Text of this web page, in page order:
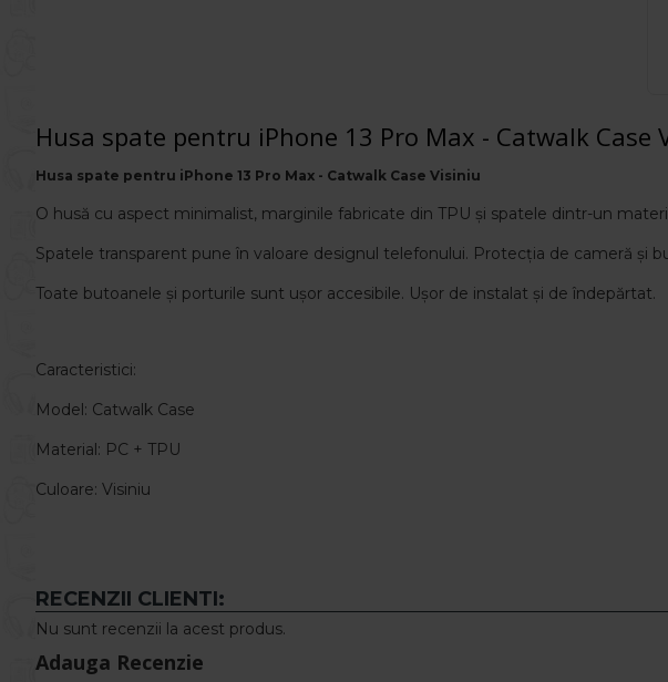
Husa spate pentru iPhone 13 Pro Max - Catwalk Case
Husa spate pentru iPhone 13 Pro Max - Catwalk Case Visiniu
O husă cu aspect minimalist, marginile fabricate din TPU și spatele dintr-un
Spatele transparent pune în valoare designul telefonului. Protecția de cameră și
Toate butoanele și porturile sunt ușor accesibile. Ușor de instalat și de îndepărtat.
Caracteristici:
Model: Catwalk Case
Material: PC + TPU
Culoare: Visiniu
RECENZII CLIENTI:
Nu sunt recenzii la acest produs.
Adauga Recenzie